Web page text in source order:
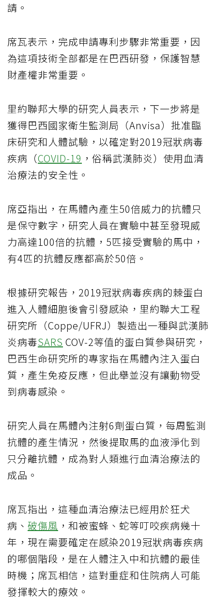
請。
席瓦表示，完成申請專利步驟非常重要，因
為這項技術全部都是在巴西研發，保護智慧
財產權非常重要。
里約聯邦大學的研究人員表示，下一步將是
獲得巴西國家衛生監測局（Anvisa）批准臨
床研究和人體試驗，以確定對2019冠狀病毒
疾病（COVID-19 ，俗稱武漢肺炎）使用血清
治療法的安全性。
席亞指出，在馬體內產生50倍威力的抗體只
是保守數字，研究人員在實驗中甚至發現威
力高達100倍的抗體，5匹接受實驗的馬中，
有4匹的抗體反應都高於50倍。
根據研究報告，2019冠狀病毒疾病的棘蛋白
進入人體細胞後會引發感染，里約聯大工程
研究所（Coppe/UFRJ）製造出一種與武漢肺
炎病毒SARS COV-2等值的蛋白質參與研究，
巴西生命研究所的專家指在馬體內注入蛋白
質，產生免疫反應，但此舉並沒有讓動物受
到病毒感染。
研究人員在馬體內注射6劑蛋白質，每周監測
抗體的產生情況，然後提取馬的血液淨化到
只分離抗體，成為對人類進行血清治療法的
成品。
席瓦指出，這種血清治療法已經用於狂犬
病、 破傷風 ，和被蜜蜂、蛇等叮咬疾病幾十
年，現在需要確定在感染2019冠狀病毒疾病
的哪個階段，是在人體注入中和抗體的最佳
時機；席瓦相信，這對重症和住院病人可能
發揮較大的療效。